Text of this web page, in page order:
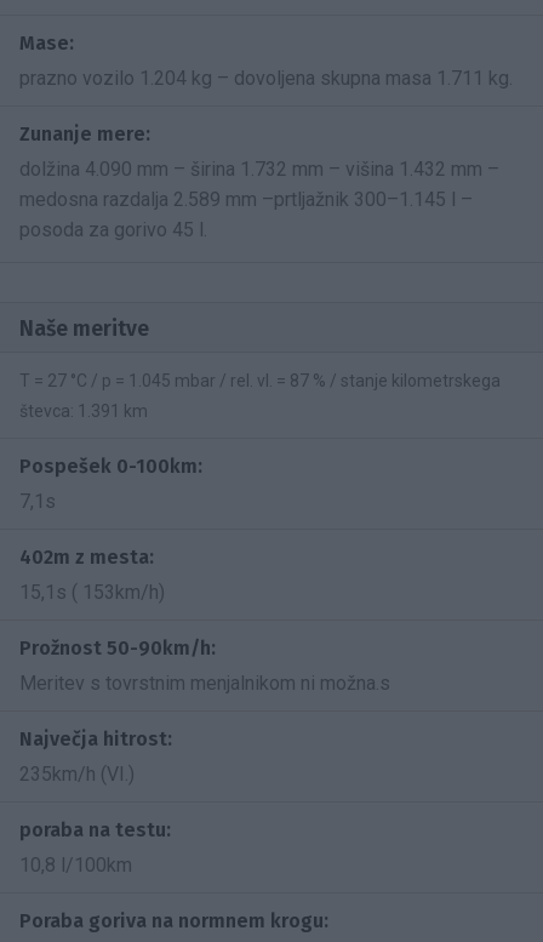
Mase:
prazno vozilo 1.204 kg – dovoljena skupna masa 1.711 kg.
Zunanje mere:
dolžina 4.090 mm – širina 1.732 mm – višina 1.432 mm –
medosna razdalja 2.589 mm –prtljažnik 300–1.145 l –
posoda za gorivo 45 l.
Naše meritve
T = 27 °C / p = 1.045 mbar / rel. vl. = 87 % / stanje kilometrskega
števca: 1.391 km
Pospešek 0-100km:
7,1s
402m z mesta:
15,1s ( 153km/h)
Prožnost 50-90km/h:
Meritev s tovrstnim menjalnikom ni možna.s
Največja hitrost:
235km/h (VI.)
poraba na testu:
10,8 l/100km
Poraba goriva na normnem krogu: